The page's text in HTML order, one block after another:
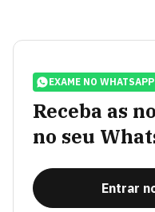
EXAME NO WHATSAPP
Receba as
no seu
Entrar